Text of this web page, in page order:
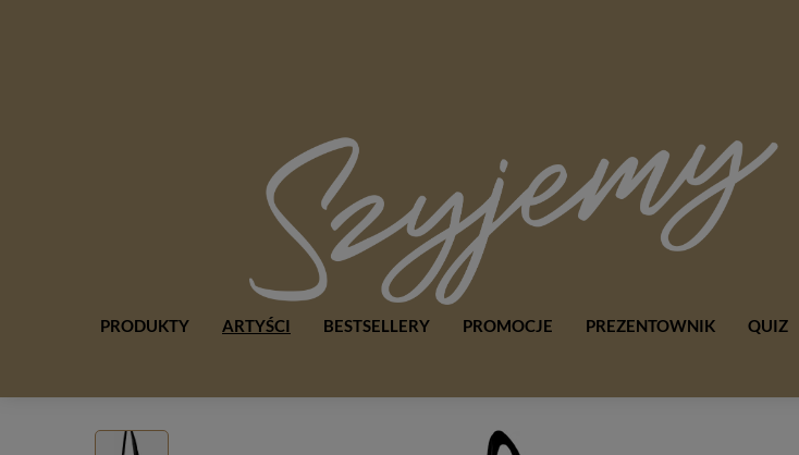
PRODUKTY ARTYŚCI BESTSELLERY PROMOCJE PREZENTOWNIK QUIZ